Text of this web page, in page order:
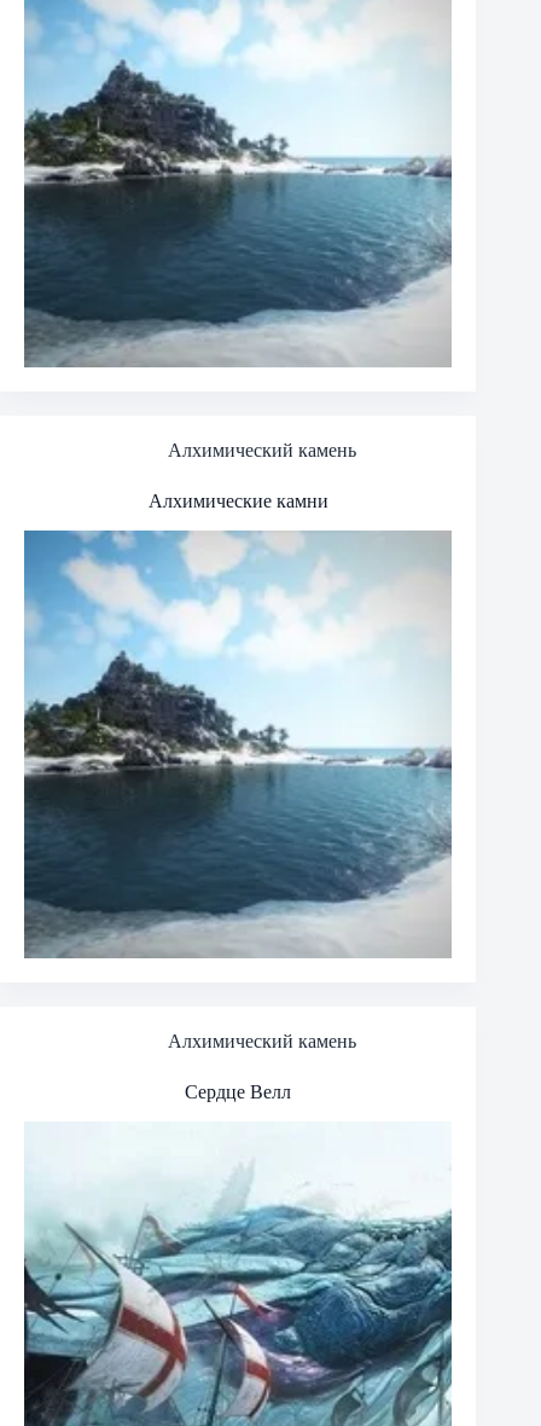
Алхимический камень
Алхимические камни
Алхимический камень
Сердце Велл